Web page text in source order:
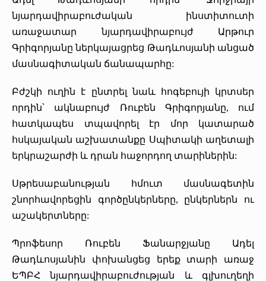
նյարդավիրաբուժական ինստիտուտի
առաջատար նյարդավիրաբույժ Արթուր
Գրիգորյանը ներկայացրեց Թադևոսյանի անցած
մասնագիտական ճանապարհը:
Բժշկի ուղին է ընտրել նաև հոգեբույի կրտսեր
որդին՝ ակնաբույժ Ռուբեն Գրիգորյանը, ում
հատկապես տպավորել էր մոր կատարած
հսկայական աշխատանքը Սպիտակի աղետալի
երկրաշարժի և դրան հաջորդող տարիներին:
Սթրեսաբանության հմուտ մասնագետին
շնորհավորեցին գործընկերները, ընկերներն ու
աշակերտները:
Պրոֆեսոր Ռուբեն Ֆանարջյանը Ադել
Թադևոսյանին փոխանցեց երեք տարի առաջ
ԵՊԲՀ նյարդավիրաբուժության և գլխուղեղի